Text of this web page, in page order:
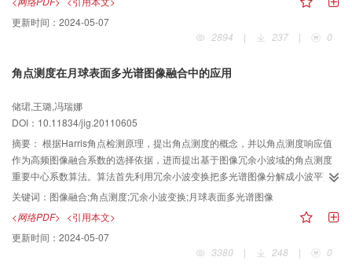
波变换模极大值进入到扩散模型中提出一种新的非线性扩散模型，并给出模型
的离散化算法。该模型有效地克服了P-M模型和ALM模型在图像去噪过程中的
不足，在有效去除噪声的同时，很好地保留了遥感图像的边缘和纹理细节信
更新时间： 2024-05-07
2894
| 237 | 0
角点测度在月球表面多光谱图像融合中的应用
储珺,王璐,冯瑞娜
DOI：10.11834/jig.20110605
摘要： 根据Harris角点检测原理，提出角点测度的概念，并以角点测度响应值
作为高频图像融合系数的选择依据，进而提出基于图像冗余小波域的角点测度
重要中心系数算法。算法首先利用冗余小波变换把多光谱图像分解成小波平面
和相似平面，然后利用角点测度响应函数来估计小波平面的角点测度，用基于
角点测度响应值的重要中心系数融合规则融合小波平面。对相似平面则采取加
权平均的融合规则，最后通过冗余小波逆变换得到融合图像。在实验中，用
Clementine月球表面多光谱数据和SPOT5多光谱数据验证了算法的有效性，并
和其他方法做了比较，除了基于视觉的主观比较以外，还引入了标准差、熵、
关键词： 图像融合;角点测度;冗余小波变换;月球表面多光谱图像
<网络PDF> <引用本文>
更新时间： 2024-05-07
3380
| 248 | 0